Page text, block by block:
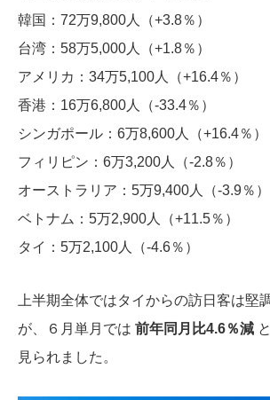
韓国：72万9,800人（+3.8％）
台湾：58万5,000人（+1.8％）
アメリカ：34万5,100人（+16.4％）
香港：16万6,800人（-33.4％）
シンガポール：6万8,600人（+16.4％）
フィリピン：6万3,200人（-2.8％）
オーストラリア：5万9,400人（-3.9％）
ベトナム：5万2,900人（+11.5％）
タイ：5万2,100人（-4.6％）
上半期全体ではタイからの訪日客は堅
が、６月単月では 前年同月比4.6％減
見られました。